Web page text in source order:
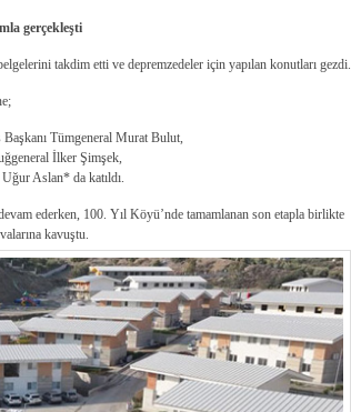
gerçekleşti
takdim etti ve depremzedeler için yapılan konutları gezdi.
Tümgeneral Murat Bulut,
İlker Şimşek,
Aslan* da katıldı.
ederken, 100. Yıl Köyü’nde tamamlanan son etapla birlikte
kavuştu.